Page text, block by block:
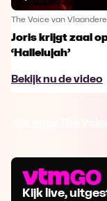
The Voice van
Joris krijgt zaal
‘Hallelujah’
Bekijk nu de video
Kijk live,